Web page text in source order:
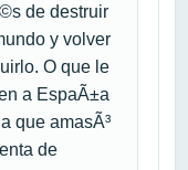
de destruir
y volver
O que le
a EspaÃ±a
que amasÃ³
de